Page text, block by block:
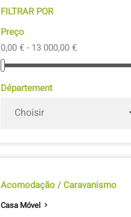
FILTRAR POR
Preço
0,00 € - 13 000,00 €
Département
Choisir
Acomodação / Caravanismo
Casa Móvel 